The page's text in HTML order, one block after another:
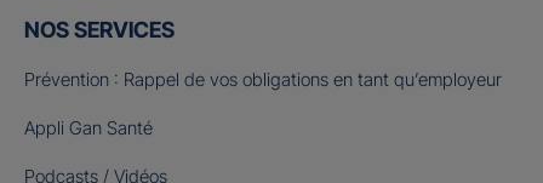
NOS SERVICES
Prévention : Rappel de vos obligations en tant qu’employeur
Appli Gan Santé
Podcasts / Vidéos